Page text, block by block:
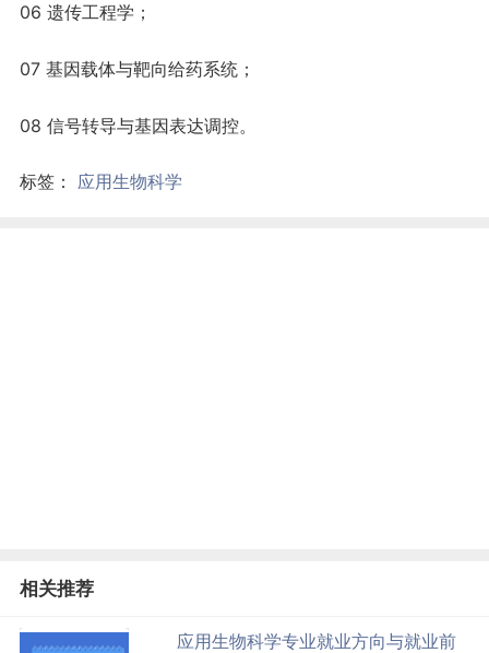
06 遗传工程学；
07 基因载体与靶向给药系统；
08 信号转导与基因表达调控。
标签： 应用生物科学
相关推荐
应用生物科学专业就业方向与就业前